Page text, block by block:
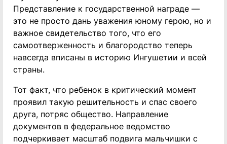
Представление к государственной награде —
это не просто дань уважения юному герою, но и
важное свидетельство того, что его
самоотверженность и благородство теперь
навсегда вписаны в историю Ингушетии и всей
страны.
Тот факт, что ребенок в критический момент
проявил такую решительность и спас своего
друга, потряс общество. Направление
документов в федеральное ведомство
подчеркивает масштаб подвига мальчишки с